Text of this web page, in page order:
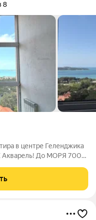
8
в центре Геленджика
До МОРЯ 700
ВИДОМ НА МОРЕ.